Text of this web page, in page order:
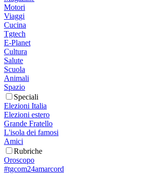
Motori
Viaggi
Cucina
Tgtech
E-Planet
Cultura
Salute
Scuola
Animali
Spazio
Speciali
Elezioni Italia
Elezioni estero
Grande Fratello
L'isola dei famosi
Amici
Rubriche
Oroscopo
#tgcom24amarcord